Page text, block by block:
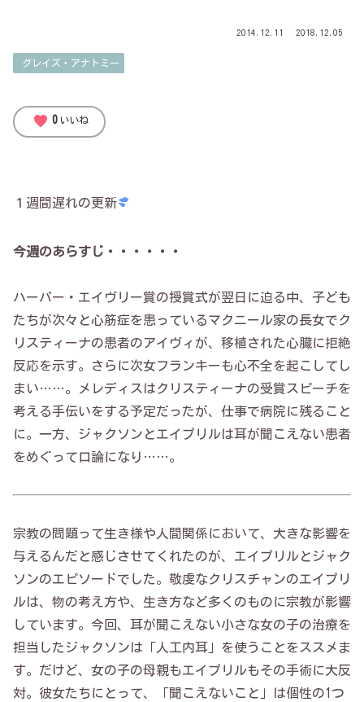
2014.12.11 2018.12.05
グレイズ・アナトミー
favorite 0 いいね
１週間遅れの更新
今週のあらすじ・・・・・・
ハーパー・エイヴリー賞の授賞式が翌日に迫る中、子ども
たちが次々と心筋症を患っているマクニール家の長女でク
リスティーナの患者のアイヴィが、移植された心臓に拒絶
反応を示す。さらに次女フランキーも心不全を起こしてし
まい……。メレディスはクリスティーナの受賞スピーチを
考える手伝いをする予定だったが、仕事で病院に残ること
に。一方、ジャクソンとエイプリルは耳が聞こえない患者
をめぐって口論になり……。
宗教の問題って生き様や人間関係において、大きな影響を
与えるんだと感じさせてくれたのが、エイプリルとジャク
ソンのエピソードでした。敬虔なクリスチャンのエイプリ
ルは、物の考え方や、生き方など多くのものに宗教が影響
しています。今回、耳が聞こえない小さな女の子の治療を
担当したジャクソンは「人工内耳」を使うことをススメま
す。だけど、女の子の母親もエイプリルもその手術に大反
対。彼女たちにとって、「聞こえないこと」は個性の1つ